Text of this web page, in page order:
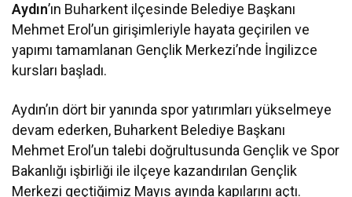
Aydın’ın Buharkent ilçesinde Belediye Başkanı
Mehmet Erol’un girişimleriyle hayata geçirilen ve
yapımı tamamlanan Gençlik Merkezi’nde İngilizce
kursları başladı.
Aydın’ın dört bir yanında spor yatırımları yükselmeye
devam ederken, Buharkent Belediye Başkanı
Mehmet Erol’un talebi doğrultusunda Gençlik ve Spor
Bakanlığı işbirliği ile ilçeye kazandırılan Gençlik
Merkezi geçtiğimiz Mayıs ayında kapılarını açtı.